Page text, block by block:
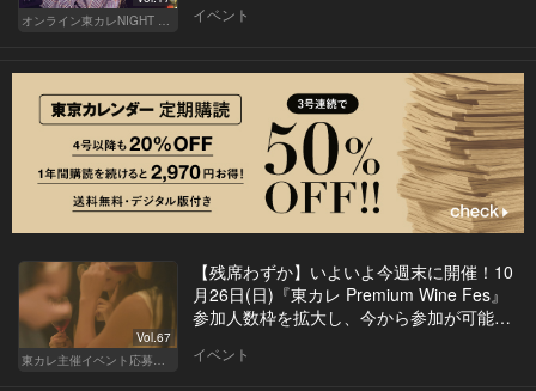
オンライン東カレNIGHT イベント募集
イベント
Vol.67
東カレ主催イベント応募詳細記事一覧
【残席わずか】いよいよ今週末に開催！10
月26日(日)『東カレ Premium Wine Fes』
参加人数枠を拡大し、今から参加が可能
イベント